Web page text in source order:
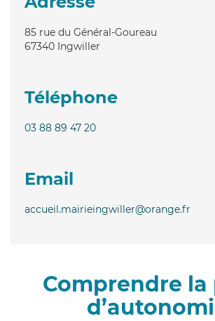
85 rue du Général-Goureau
67340 Ingwiller
Téléphone
03 88 89 47 20
Email
accueil.mairieingwiller@orange.fr
Comprendre la